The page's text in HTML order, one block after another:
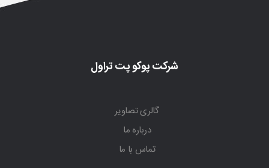
شرکت پوکو پت تراول
گالری تصاویر
درباره ما
تماس با ما